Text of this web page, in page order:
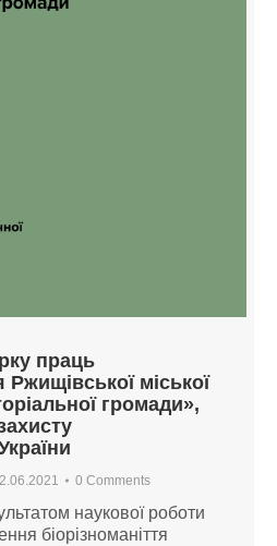
праць
Ржищівської міської
громади»,
0 Comments
наукової роботи
біорізноманіття